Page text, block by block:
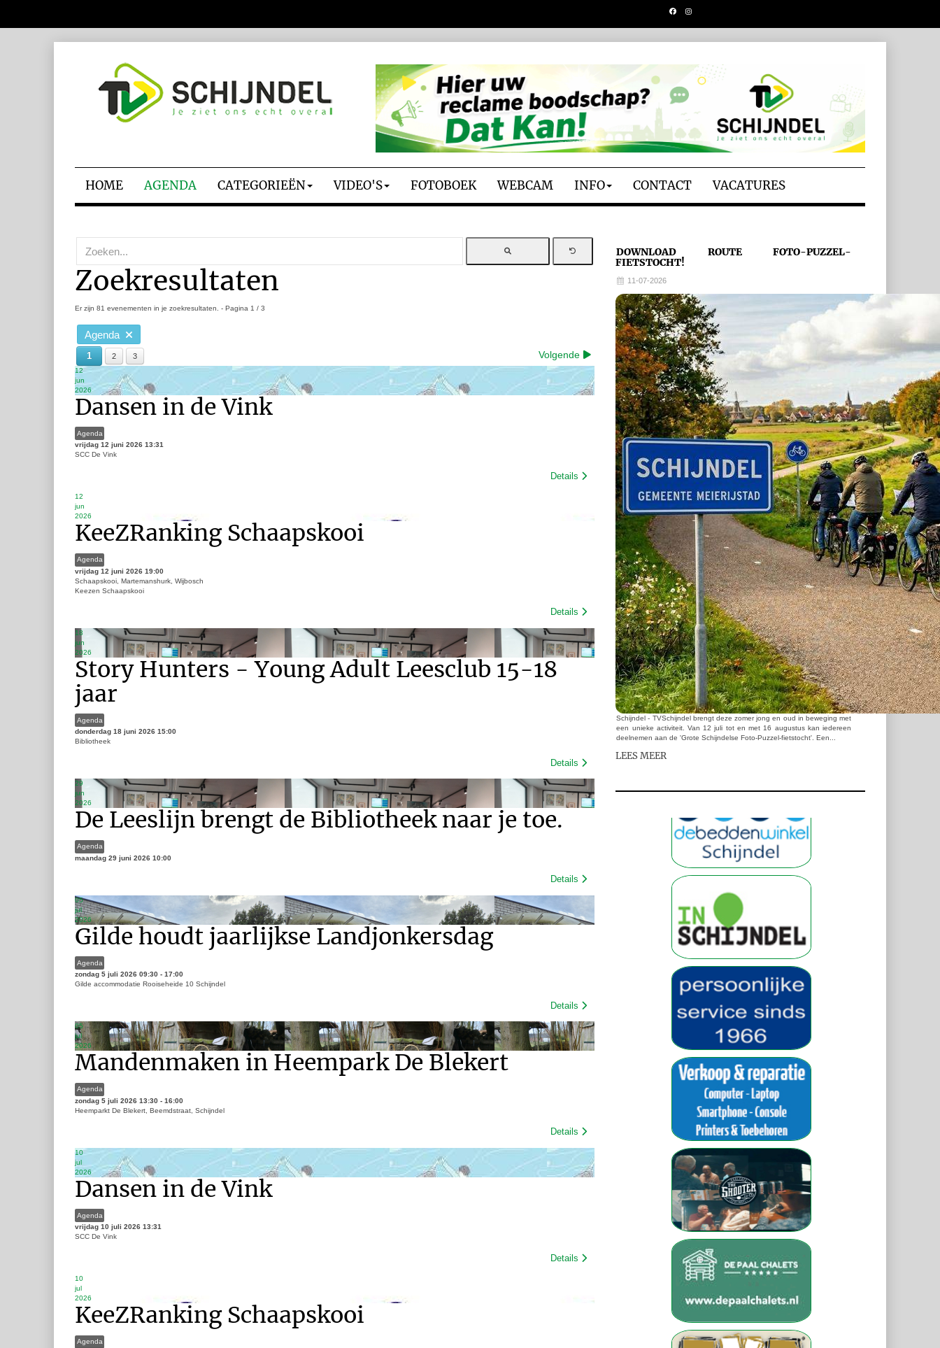
HOME AGENDA CATEGORIEËN VIDEO'S FOTOBOEK WEBCAM INFO CONTACT VACATURES
Zoekresultaten
Er zijn 81 evenementen in je zoekresultaten. - Pagina 1 / 3
Agenda
1 2 3 Volgende
12
jun
2026
Dansen in de Vink
Agenda
vrijdag 12 juni 2026 13:31
SCC De Vink
Details
12
jun
2026
KeeZRanking Schaapskooi
Agenda
vrijdag 12 juni 2026 19:00
Schaapskooi, Martemanshurk, Wijbosch
Keezen Schaapskooi
Details
18
jun
2026
Story Hunters - Young Adult Leesclub 15-18
jaar
Agenda
donderdag 18 juni 2026 15:00
Bibliotheek
Details
29
jun
2026
De Leeslijn brengt de Bibliotheek naar je toe.
Agenda
maandag 29 juni 2026 10:00
Details
05
jul
2026
Gilde houdt jaarlijkse Landjonkersdag
Agenda
zondag 5 juli 2026 09:30 - 17:00
Gilde accommodatie Rooiseheide 10 Schijndel
Details
05
jul
2026
Mandenmaken in Heempark De Blekert
Agenda
zondag 5 juli 2026 13:30 - 16:00
Heemparkt De Blekert, Beemdstraat, Schijndel
Details
10
jul
2026
Dansen in de Vink
Agenda
vrijdag 10 juli 2026 13:31
SCC De Vink
Details
10
jul
2026
KeeZRanking Schaapskooi
Agenda
DOWNLOAD ROUTE FOTO-PUZZEL-
FIETSTOCHT!
11-07-2026
Schijndel - TVSchijndel brengt deze zomer jong en oud in beweging met
een unieke activiteit. Van 12 juli tot en met 16 augustus kan iedereen
deelnemen aan de 'Grote Schijndelse Foto-Puzzel-fietstocht'. Een...
LEES MEER